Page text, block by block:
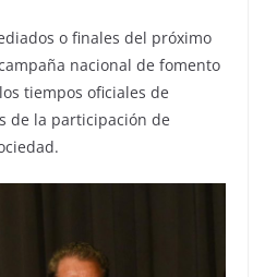
o finales del próximo
nacional de fomento
tiempos oficiales de
de la participación de